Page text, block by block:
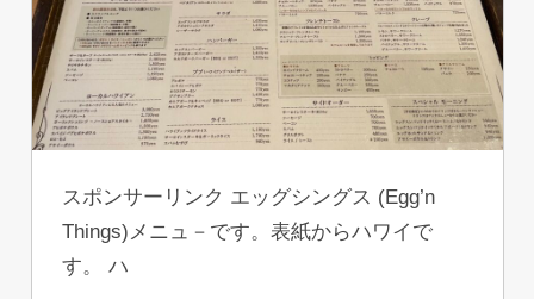
スポンサーリンク エッグシングス (Egg’n
Things)メニュ－です。表紙からハワイで
す。 ハ